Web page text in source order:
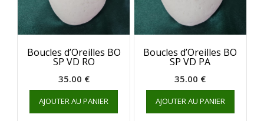
Boucles d’Oreilles BO
SP VD RO
35.00 €
AJOUTER AU PANIER
Boucles d’Oreilles BO
SP VD PA
35.00 €
AJOUTER AU PANIER